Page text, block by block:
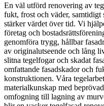
En väl utförd renovering av
fukt, frost och väder,
stärker värdet över tid. Vi
företag och
genomföra trygg, hållbar
av originalutseende och lång
slitna tegelfogar och skadat
omfattande fasadskador och
konstruktionen. Våra
materialkunskap med
omfogning till lagning av